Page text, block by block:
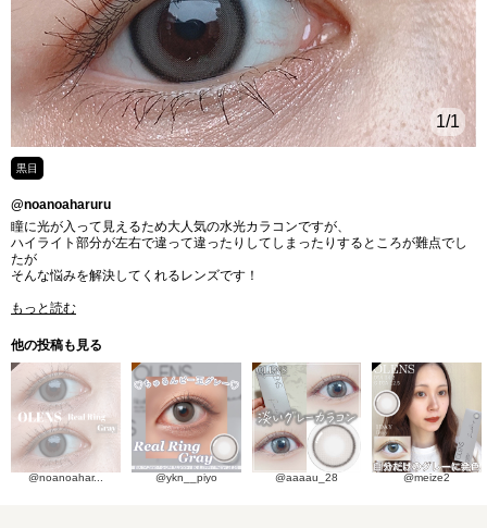
1/1
黒目
@noanoaharuru
瞳に光が入って見えるため大人気の水光カラコンですが、
ハイライト部分が左右で違って違ったりしてしまったりするところが難点でし
たが
そんな悩みを解決してくれるレンズです！
もっと読む
他の投稿も見る
@noanoahar... @ykn__piyo @aaaau_28 @meize2